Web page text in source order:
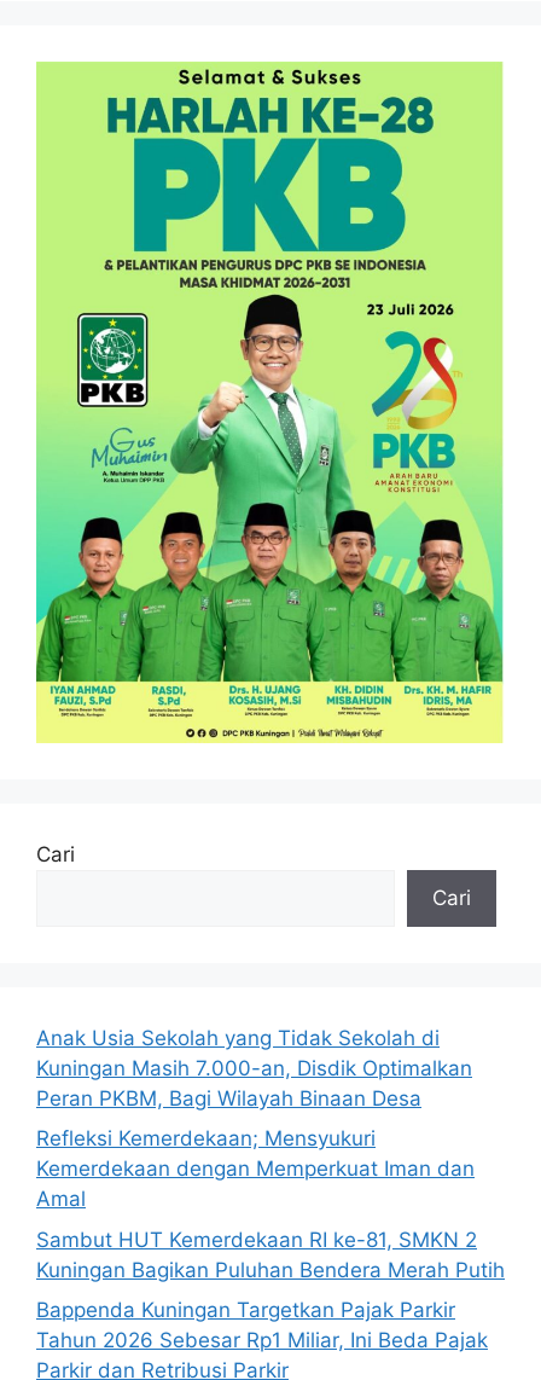
Cari
Cari
Anak Usia Sekolah yang Tidak Sekolah di
Kuningan Masih 7.000-an, Disdik Optimalkan
Peran PKBM, Bagi Wilayah Binaan Desa
Refleksi Kemerdekaan; Mensyukuri
Kemerdekaan dengan Memperkuat Iman dan
Amal
Sambut HUT Kemerdekaan RI ke-81, SMKN 2
Kuningan Bagikan Puluhan Bendera Merah Putih
Bappenda Kuningan Targetkan Pajak Parkir
Tahun 2026 Sebesar Rp1 Miliar, Ini Beda Pajak
Parkir dan Retribusi Parkir